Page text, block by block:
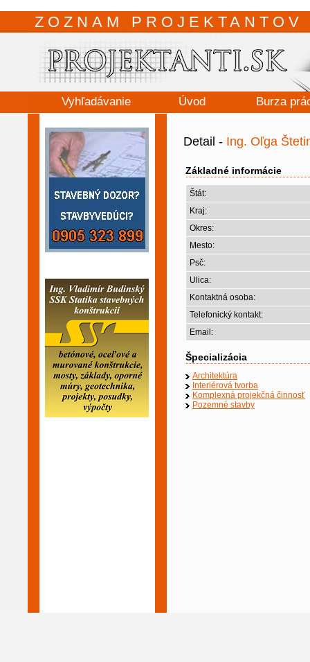
ZOZNAM
Vyhľadávanie Úvod Burza
Detail - Ing. Oľga
Základné informácie
Štát:
Kraj:
Okres:
Mesto:
Psč:
Ulica:
Kontaktná osoba:
Telefonický kontakt:
Email:
Špecializácia
Architektúra
Interiérová tvorba
Komplexná projekčná činnosť
Pozemné stavby